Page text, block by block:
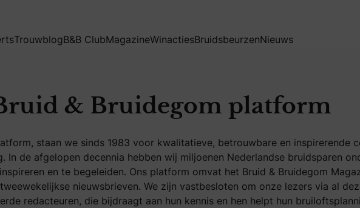
TrouwblogB&B ClubMagazineWinactiesBruidsbeurzenNieuws
& Bruidegom platform
staan we sinds 1983 voor kwalitatieve, betrouwbare en inspirerende
de afgelopen decennia hebben wij miljoenen Nederlandse bruidsparen
en te begeleiden. Ons platform omvat het Bruid & Bruidegom
nieuwsbrieven. We zijn vastbesloten om onze lezers via al
redacteuren, die bijdraagt aan hun kennis en hen helpt hun